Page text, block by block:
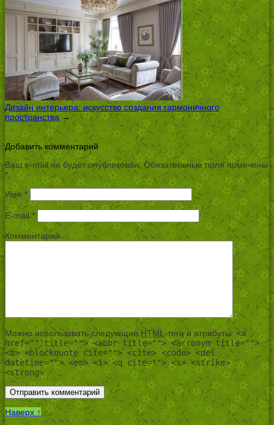
Дизайн интерьера: искусство создания гармоничного
пространства →
Добавить комментарий
Ваш e-mail не будет опубликован.Обязательные поля помечены
*
Имя*
E-mail*
Комментарий
Можно использовать следующиеHTML-теги и атрибуты:<a
href="" title=""> <abbr title=""> <acronym title="">
<b> <blockquote cite=""> <cite> <code> <del
datetime=""> <em> <i> <q cite=""> <s> <strike>
<strong>
Наверх ↑